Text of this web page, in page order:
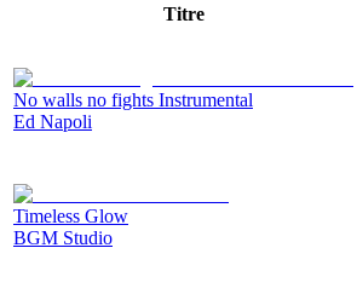
Titre
No walls no fights Instrumental
Ed Napoli
Timeless Glow
BGM Studio